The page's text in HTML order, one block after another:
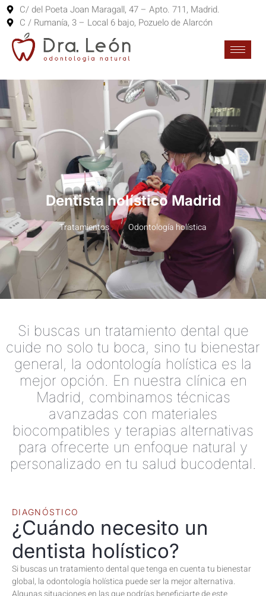
C/ del Poeta Joan Maragall, 47 – Apto. 711, Madrid.
C / Rumanía, 3 – Local 6 bajo, Pozuelo de Alarcón
Dentista holístico Madrid
Tratamientos Odontología holística
Si buscas un tratamiento dental que
cuide no solo tu boca, sino tu bienestar
general, la odontología holística es la
mejor opción. En nuestra clínica en
Madrid, combinamos técnicas
avanzadas con materiales
biocompatibles y terapias alternativas
para ofrecerte un enfoque natural y
personalizado en tu salud bucodental.
DIAGNÓSTICO
¿Cuándo necesito un
dentista holístico?
Si buscas un tratamiento dental que tenga en cuenta tu bienestar
global, la odontología holística puede ser la mejor alternativa.